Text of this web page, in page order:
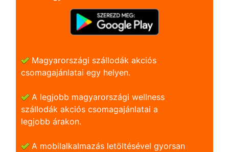
Magyarországi szállodák akciós
csomagajánlatai egy helyen.
A legjobb magyarországi wellness
szállodák akciós csomagajánlatai a
legjobb árakon.
A mobilalkalmazás letöltésével gyorsan